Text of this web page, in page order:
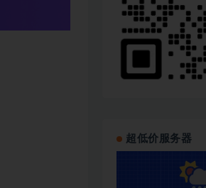
超低价服务器